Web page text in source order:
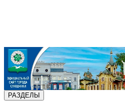
РАЗДЕЛЫ